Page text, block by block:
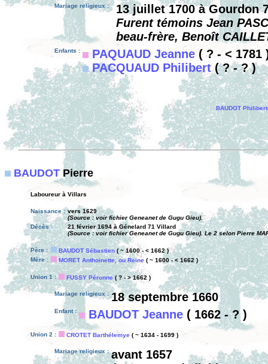
Mariage religieux :
13 juillet 1700 à Gourdon
Furent témoins Jean
beau-frère, Benoît
Enfants : PAQUAUD Jeanne ( ? - < 1781
PACQUAUD Philibert( ? - ? )
BAUDOT
BAUDOT Pierre
Laboureur à Villars
Naissance : vers 1629
(Source : voir fichier Geneanet de Gugu Gieu).
Décès :
21 février 1694 à Génelard 71 Villard
(Source : voir fichier Geneanet de Gugu Gieu). Le 2 selon Pierre
Père : BAUDOT Sébastien( ~ 1600 - < 1662 )
Mère :
MORET Anthoinette, ou Reine ( ~ 1600 - < 1662 )
Union 1 : FUSSY Péronne ( ? - > 1662 )
Mariage religieux : 18 septembre 1660
Enfant : BAUDOT Jeanne ( 1662 - ? )
Union 2 : CROTET Barthélemye ( ~ 1634 - 1699 )
Mariage religieux : avant 1657